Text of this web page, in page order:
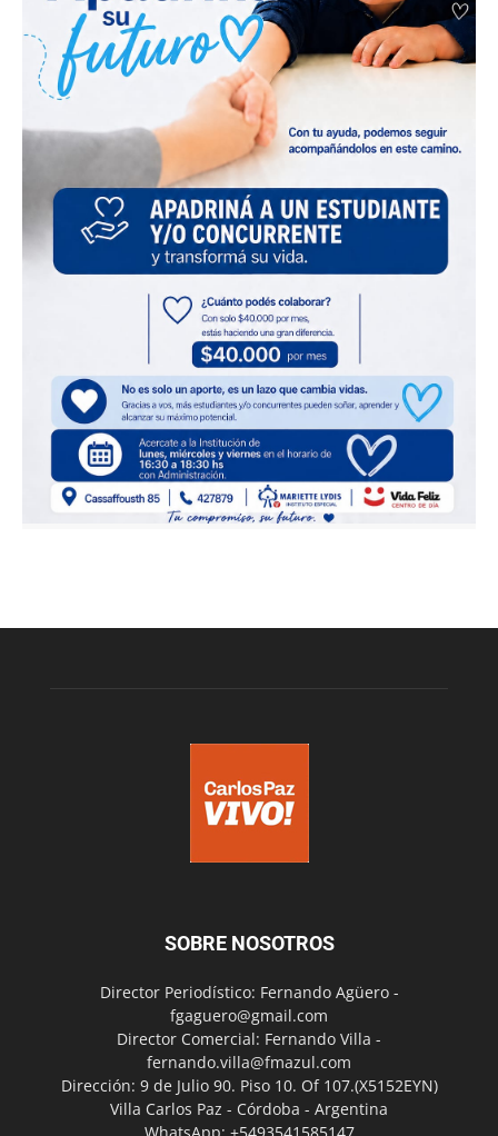
SOBRE NOSOTROS
Director Periodístico: Fernando Agüero -
fgaguero@gmail.com
Director Comercial: Fernando Villa -
fernando.villa@fmazul.com
Dirección: 9 de Julio 90. Piso 10. Of 107.(X5152EYN)
Villa Carlos Paz - Córdoba - Argentina